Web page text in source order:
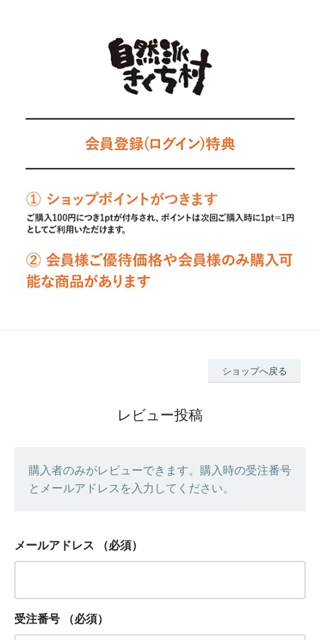
ショップへ戻る
レビュー投稿
購入者のみがレビューできます。購入時の受注番号
とメールアドレスを入力してください。
メールアドレス （必須）
受注番号 （必須）